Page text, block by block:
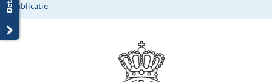
publicatie